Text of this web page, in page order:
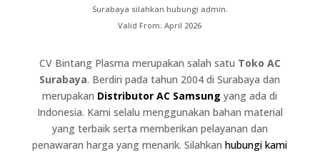
Surabaya silahkan hubungi admin.
Valid From: April 2026
CV Bintang Plasma merupakan salah satu Toko AC
Surabaya. Berdiri pada tahun 2004 di Surabaya dan
merupakan Distributor AC Samsung yang ada di
Indonesia. Kami selalu menggunakan bahan material
yang terbaik serta memberikan pelayanan dan
penawaran harga yang menarik. Silahkanhubungi kami